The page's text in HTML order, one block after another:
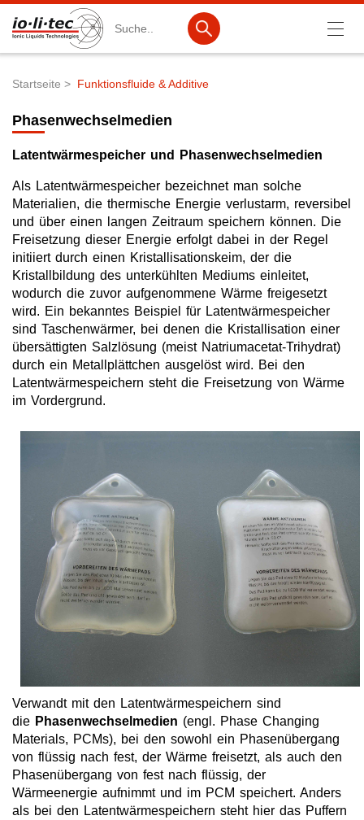
Produktlisten
Ionische Flüssigkeiten
Batteriematerialien
Nanotech & Coatings
3M Products & IoLiTherm
F&E-Dienstleistungen
Neue Produkte
Ionische Flüssigkeiten
Funktionsfluide & Additive
Antistatik
Schmiermittel
Ionic Liquids for CO2 capture
Gaswäsche
Photopolymerizable Ionic Liquids
Supported Ionic Liquids
Recovery of metals with Ionic Liquids
Startseite Funktionsfluide & Additive
Phasenwechselmedien
Latentwärmespeicher und Phasenwechselmedien
Als Latentwärmespeicher bezeichnet man solche
Materialien, die thermische Energie verlustarm, reversibel
und über einen langen Zeitraum speichern können. Die
Freisetzung dieser Energie erfolgt dabei in der Regel
initiiert durch einen Kristallisationskeim, der die
Kristallbildung des unterkühlten Mediums einleitet,
wodurch die zuvor aufgenommene Wärme freigesetzt
wird. Ein bekanntes Beispiel für Latentwärmespeicher
sind Taschenwärmer, bei denen die Kristallisation einer
übersättigten Salzlösung (meist Natriumacetat-Trihydrat)
durch ein Metallplättchen ausgelöst wird. Bei den
Latentwärmespeichern steht die Freisetzung von Wärme
im Vordergrund.
Verwandt mit den Latentwärmespeichern sind
die Phasenwechselmedien (engl. Phase Changing
Materials, PCMs), bei den sowohl ein Phasenübergang
von flüssig nach fest, der Wärme freisetzt, als auch den
Phasenübergang von fest nach flüssig, der
Wärmeenergie aufnimmt und im PCM speichert. Anders
als bei den Latentwärmespeichern steht hier das Puffern